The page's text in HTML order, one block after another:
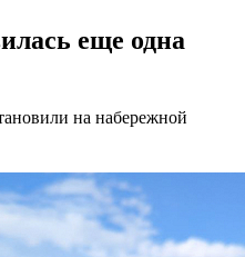
еще одна
на набережной